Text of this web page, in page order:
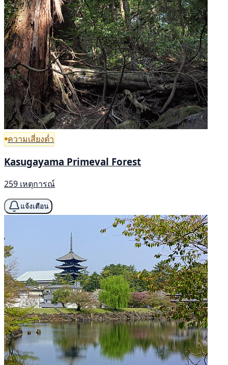
ความเสี่ยงต่ำ
Kasugayama Primeval Forest
259 เหตุการณ์
แจ้งเตือน